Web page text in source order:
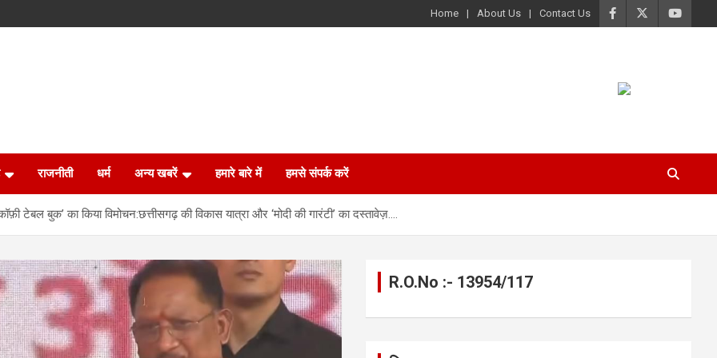
Home About Us Contact Us
राजनीती धर्म अन्य खबरें हमारे बारे में हमसे संपर्क करें
टेबल बुक’ का किया विमोचन:छत्तीसगढ़ की विकास यात्रा और ‘मोदी की गारंटी’ का दस्तावेज़….
R.O.No :- 13954/117